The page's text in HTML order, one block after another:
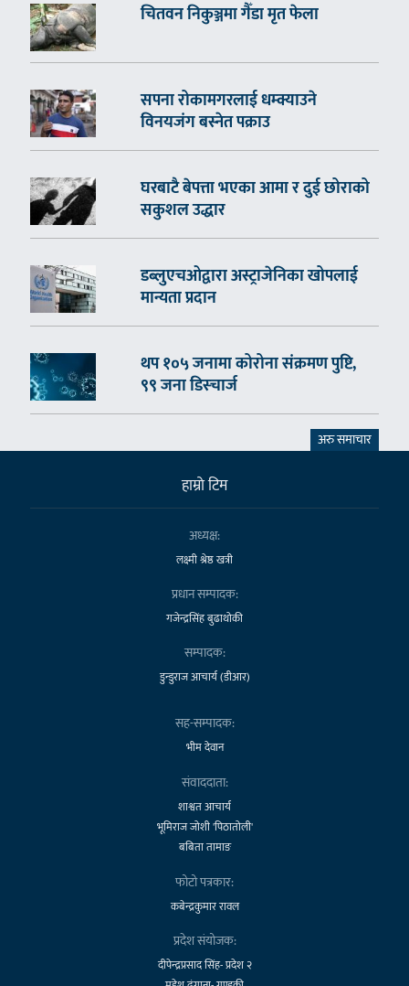
चितवन निकुञ्जमा गैँडा मृत फेला
सपना रोकामगरलाई धम्क्याउने
विनयजंग बस्नेत पक्राउ
घरबाटै बेपत्ता भएका आमा र दुई छोराको
सकुशल उद्धार
डब्लुएचओद्वारा अस्ट्राजेनिका खोपलाई
मान्यता प्रदान
थप १०५ जनामा कोरोना संक्रमण पुष्टि,
९९ जना डिस्चार्ज
अरु समाचार
हाम्राे टिम
अध्यक्ष:
लक्ष्मी श्रेष्ठ खत्री
प्रधान सम्पादक:
गजेन्द्रसिंह बुढाथोकी
सम्पादक:
डुन्डुराज आचार्य (डीआर)
सह-सम्पादक:
भीम देवान
संवाददाता:
शाश्वत आचार्य
भूमिराज जोशी 'पिठातोली'
बबिता तामाङ
फोटो पत्रकार:
कबेन्द्रकुमार रावल
प्रदेश संयोजक:
दीपेन्द्रप्रसाद सिंह- प्रदेश २